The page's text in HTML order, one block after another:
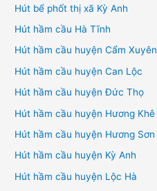
Hút bể phốt thị xã Kỳ Anh
Hút hầm cầu Hà Tĩnh
Hút hầm cầu huyện Cẩm Xuyên
Hút hầm cầu huyện Can Lộc
Hút hầm cầu huyện Đức Thọ
Hút hầm cầu huyện Hương Khê
Hút hầm cầu huyện Hương Sơn
Hút hầm cầu huyện Kỳ Anh
Hút hầm cầu huyện Lộc Hà